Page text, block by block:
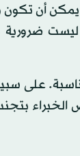
أن تكون
ليست
على